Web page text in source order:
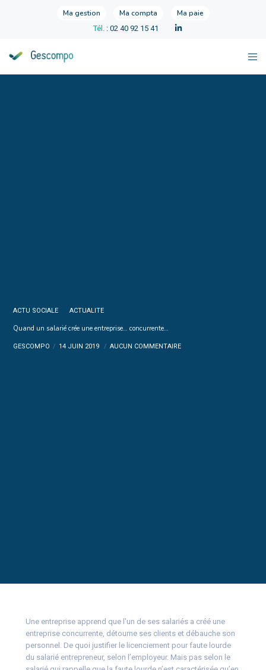
Ma gestion Ma compta Ma paie
Tél. : 02 40 92 15 41
ACTU SOCIALE ACTUALITE
Quand un salarié crée une entreprise… concurrente…
GESCOMPO 14 JUIN 2019 AUCUN COMMENTAIRE
Une entreprise apprend que l’un de ses salariés a créé une
entreprise concurrente, détourne ses clients et débauche son
personnel. De quoi justifier le licenciement pour faute lourde
du salarié entrepreneur, selon l’employeur. Mais pas selon le